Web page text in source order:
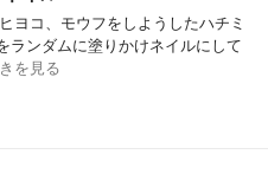
ヨコ、モウフをしようしたハチミ
ランダムに塗りかけネイルにして
を見る